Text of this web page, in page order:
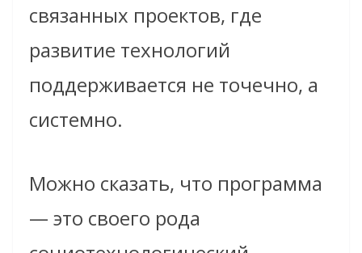
связанных проектов, где
развитие технологий
поддерживается не точечно, а
системно.
Можно сказать, что программа
— это своего рода